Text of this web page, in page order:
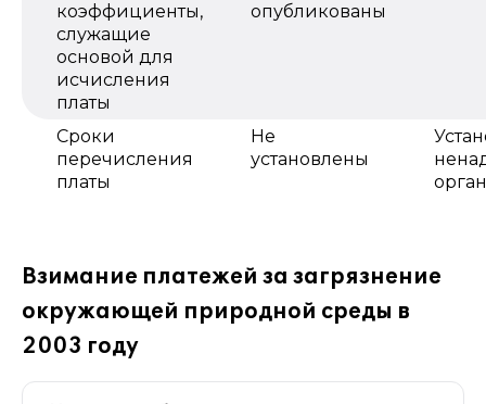
коэффициенты,
служащие
основой для
исчисления
платы
опубликованы
Сроки
перечисления
платы
Не
установлены
Взимание платежей за загрязнение
окружающей природной среды в
2003 году